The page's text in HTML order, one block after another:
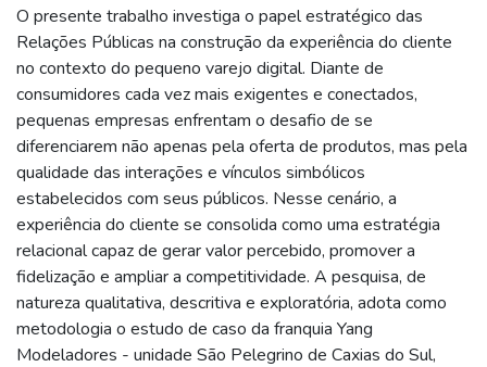
O presente trabalho investiga o papel estratégico das
Relações Públicas na construção da experiência do cliente
no contexto do pequeno varejo digital. Diante de
consumidores cada vez mais exigentes e conectados,
pequenas empresas enfrentam o desafio de se
diferenciarem não apenas pela oferta de produtos, mas pela
qualidade das interações e vínculos simbólicos
estabelecidos com seus públicos. Nesse cenário, a
experiência do cliente se consolida como uma estratégia
relacional capaz de gerar valor percebido, promover a
fidelização e ampliar a competitividade. A pesquisa, de
natureza qualitativa, descritiva e exploratória, adota como
metodologia o estudo de caso da franquia Yang
Modeladores - unidade São Pelegrino de Caxias do Sul,